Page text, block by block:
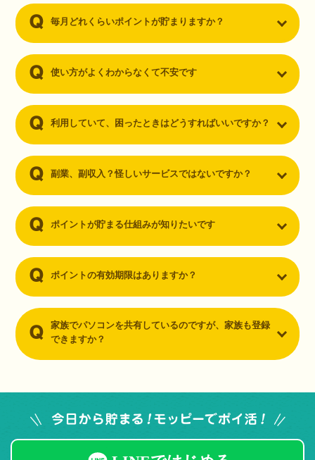
毎月どれくらいポイントが貯まりますか？
使い方がよくわからなくて不安です
利用していて、困ったときはどうすればいいですか？
副業、副収入？怪しいサービスではないですか？
ポイントが貯まる仕組みが知りたいです
ポイントの有効期限はありますか？
家族でパソコンを共有しているのですが、家族も登録
できますか？